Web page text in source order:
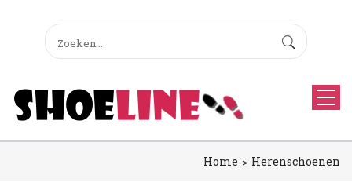
Home Herenschoenen